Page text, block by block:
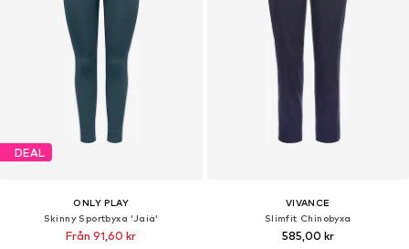
DEAL
ONLY PLAY
Skinny Sportbyxa 'Jaia'
Från 91,60 kr
VIVANCE
Slimfit Chinobyxa
585,00 kr